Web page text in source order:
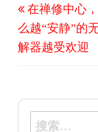
章
导
航
一
篇
文
在禅修中心
么越“安静”的
解器越受欢迎
搜